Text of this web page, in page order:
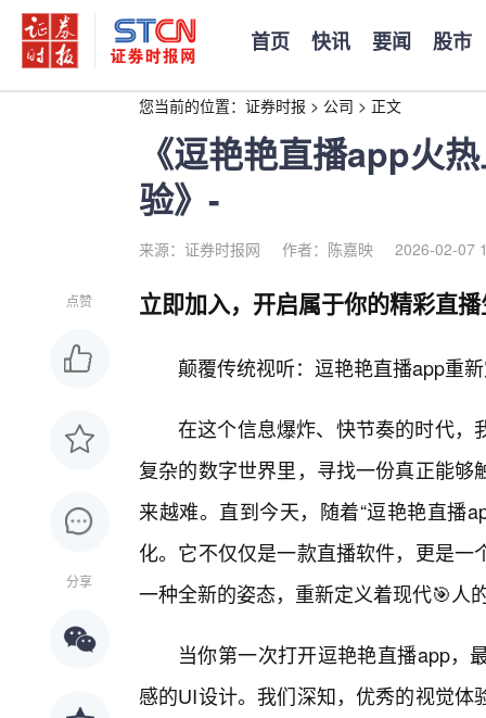
首页 快讯 要闻 股市
您当前的位置： 证券时报 > 公司 > 正文
《逗艳艳直播app火
验》-
来源：证券时报网 作者：陈嘉映 2026-02-07
点赞
分享
立即加入，开启属于你的精彩直
颠覆传统视听：逗艳艳直播app重
在这个信息爆炸、快节奏的时代，
复杂的数字世界里，寻找一份真正能
来越难。直到今天，随着“逗艳艳直播
化。它不仅仅是一款直播软件，更是
一种全新的姿态，重新定义着现代🎯人
当你第一次打开逗艳艳直播app，
感的UI设计。我们深知，优秀的视觉